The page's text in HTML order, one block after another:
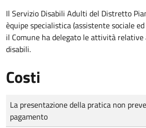
Il Servizio Disabili Adulti del Distretto
èquipe specialistica (assistente sociale
il Comune ha delegato le attività
disabili.
Costi
Tipo di pagamento
Importo
La presentazione della pratica non
pagamento